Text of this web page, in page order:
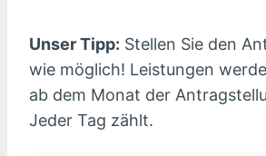
Unser Tipp: Stellen Sie den
wie möglich! Leistungen
ab dem Monat der
Jeder Tag zählt.